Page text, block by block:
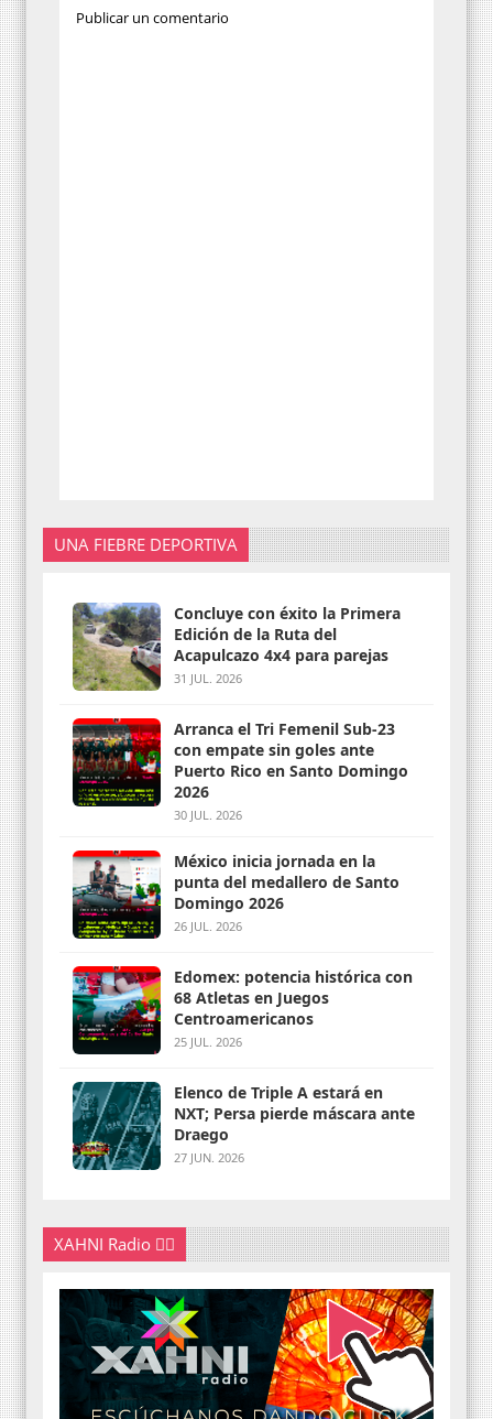
Publicar un comentario
UNA FIEBRE DEPORTIVA
Concluye con éxito la Primera
Edición de la Ruta del
Acapulcazo 4x4 para parejas
31 JUL. 2026
Arranca el Tri Femenil Sub-23
con empate sin goles ante
Puerto Rico en Santo Domingo
2026
30 JUL. 2026
México inicia jornada en la
punta del medallero de Santo
Domingo 2026
26 JUL. 2026
Edomex: potencia histórica con
68 Atletas en Juegos
Centroamericanos
25 JUL. 2026
Elenco de Triple A estará en
NXT; Persa pierde máscara ante
Draego
27 JUN. 2026
XAHNI Radio 👇🏽